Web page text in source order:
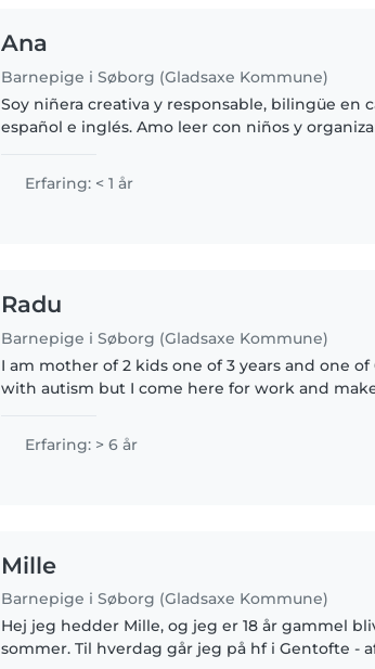
Ana
Barnepige i Søborg (Gladsaxe Kommune)
Soy niñera creativa y responsable, bilingüe en
español e inglés. Amo leer con niños y
inventar historias para jugar...
Erfaring: < 1 år
Radu
Barnepige i Søborg (Gladsaxe Kommune)
I am mother of 2 kids one of 3 years and one of
with autism but I come here for work and
country with my..
Erfaring: > 6 år
Mille
Barnepige i Søborg (Gladsaxe Kommune)
Hej jeg hedder Mille, og jeg er 18 år gammel
sommer. Til hverdag går jeg på hf i Gentofte -